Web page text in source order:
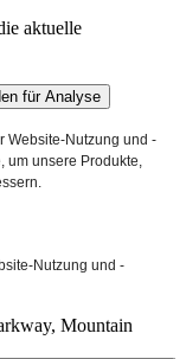
aktuelle
für Analyse
Website-Nutzung und -
um unsere Produkte,
Nutzung und -
Mountain